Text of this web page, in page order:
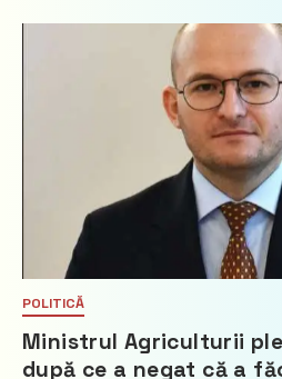
POLITICĂ
Ministrul Agriculturii
după ce a negat că a